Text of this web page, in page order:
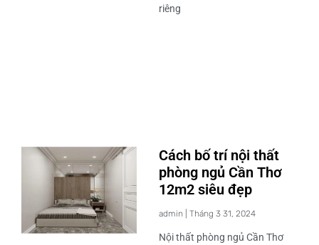
riêng
Cách bố trí nội thất
phòng ngủ Cần Thơ
12m2 siêu đẹp
admin Tháng 3 31, 2024
Nội thất phòng ngủ Cần Thơ